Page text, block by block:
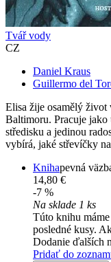
Tvář vody
CZ
Daniel Kraus
Guillermo del
Elisa žije osamělý život
Baltimoru. Pracuje jako
středisku a jedinou
vybírá, jaké střevíčky
Knihapevná
14,80 €
-7 %
Na sklade 1 ks
Túto knihu máme
posledné kusy.
Dodanie ďalších
Pridať do